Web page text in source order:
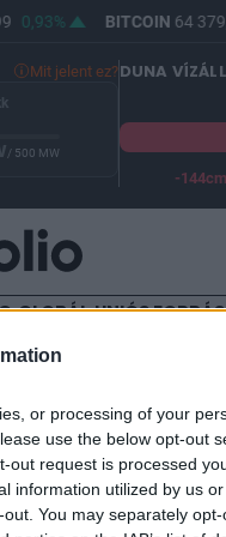
or processing of your
use the below opt-out
out request is processed
information utilized by us
You may separately
0,93% BITCOIN64
Mit jelent ez?
/ 500 MW
DUNA
-144cm
GLOBÁL UNIÓS